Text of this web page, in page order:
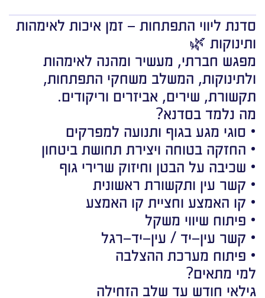
סדנת ליווי התפתחות – זמן איכות לאימהות
ותינוקות 🌿
מפגש חברתי, מעשיר ומהנה לאימהות
ולתינוקות, המשלב משחקי התפתחות,
תקשורת, שירים, אביזרים וריקודים.
מה נלמד בסדנא?
• סוגי מגע בגוף ותנועה למפרקים
• החזקה בטוחה ויצירת תחושת ביטחון
• שכיבה על הבטן וחיזוק שרירי גוף
• קשר עין ותקשורת ראשונית
• קו האמצע וחציית קו האמצע
• פיתוח שיווי משקל
• קשר עין–יד / עין–יד–רגל
• פיתוח מערכת ההצלבה
למי מתאים?
גילאי חודש עד שלב הזחילה